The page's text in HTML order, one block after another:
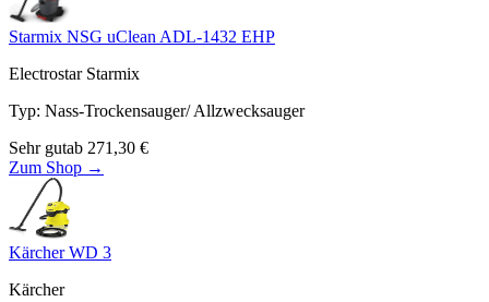
Starmix NSG uClean ADL-1432 EHP
Electrostar Starmix
Typ: Nass-Trockensauger/ Allzwecksauger
Sehr gutab 271,30 €
Zum Shop →
Kärcher WD 3
Kärcher